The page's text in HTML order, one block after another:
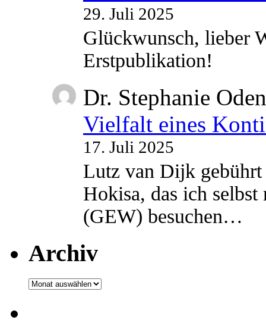
29. Juli 2025
Glückwunsch, lieber
Erstpublikation!
Dr. Stephanie
Vielfalt eines
17. Juli 2025
Lutz van Dijk
Hokisa, das ich
(GEW) besuchen…
Archiv
Archiv